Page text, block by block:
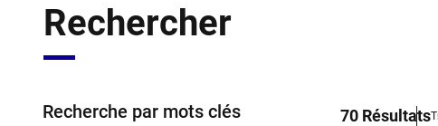
Rechercher
Recherche par mots clés 70 Résultats